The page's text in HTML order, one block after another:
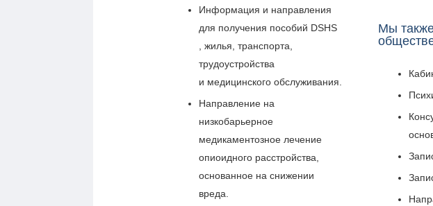
Информация и направления
для получения пособий DSHS
, жилья, транспорта,
трудоустройства
и медицинского обслуживания.
Направление на
низкобарьерное
медикаментозное лечение
опиоидного расстройства,
основанное на снижении
вреда.
Мы